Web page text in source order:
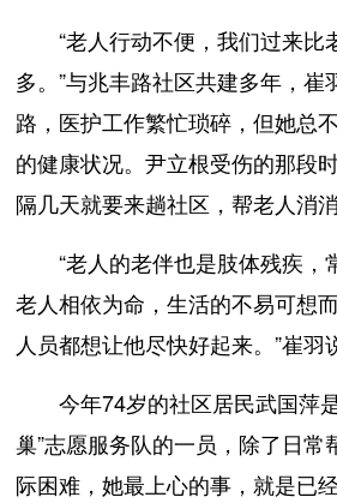
“老人行动不便，我们过来比
多。”与兆丰路社区共建多年，崔
路，医护工作繁忙琐碎，但她总
的健康状况。尹立根受伤的那段
隔几天就要来趟社区，帮老人消
“老人的老伴也是肢体残疾，
老人相依为命，生活的不易可想
人员都想让他尽快好起来。”崔羽
今年74岁的社区居民武国萍
巢”志愿服务队的一员，除了日常
际困难，她最上心的事，就是已